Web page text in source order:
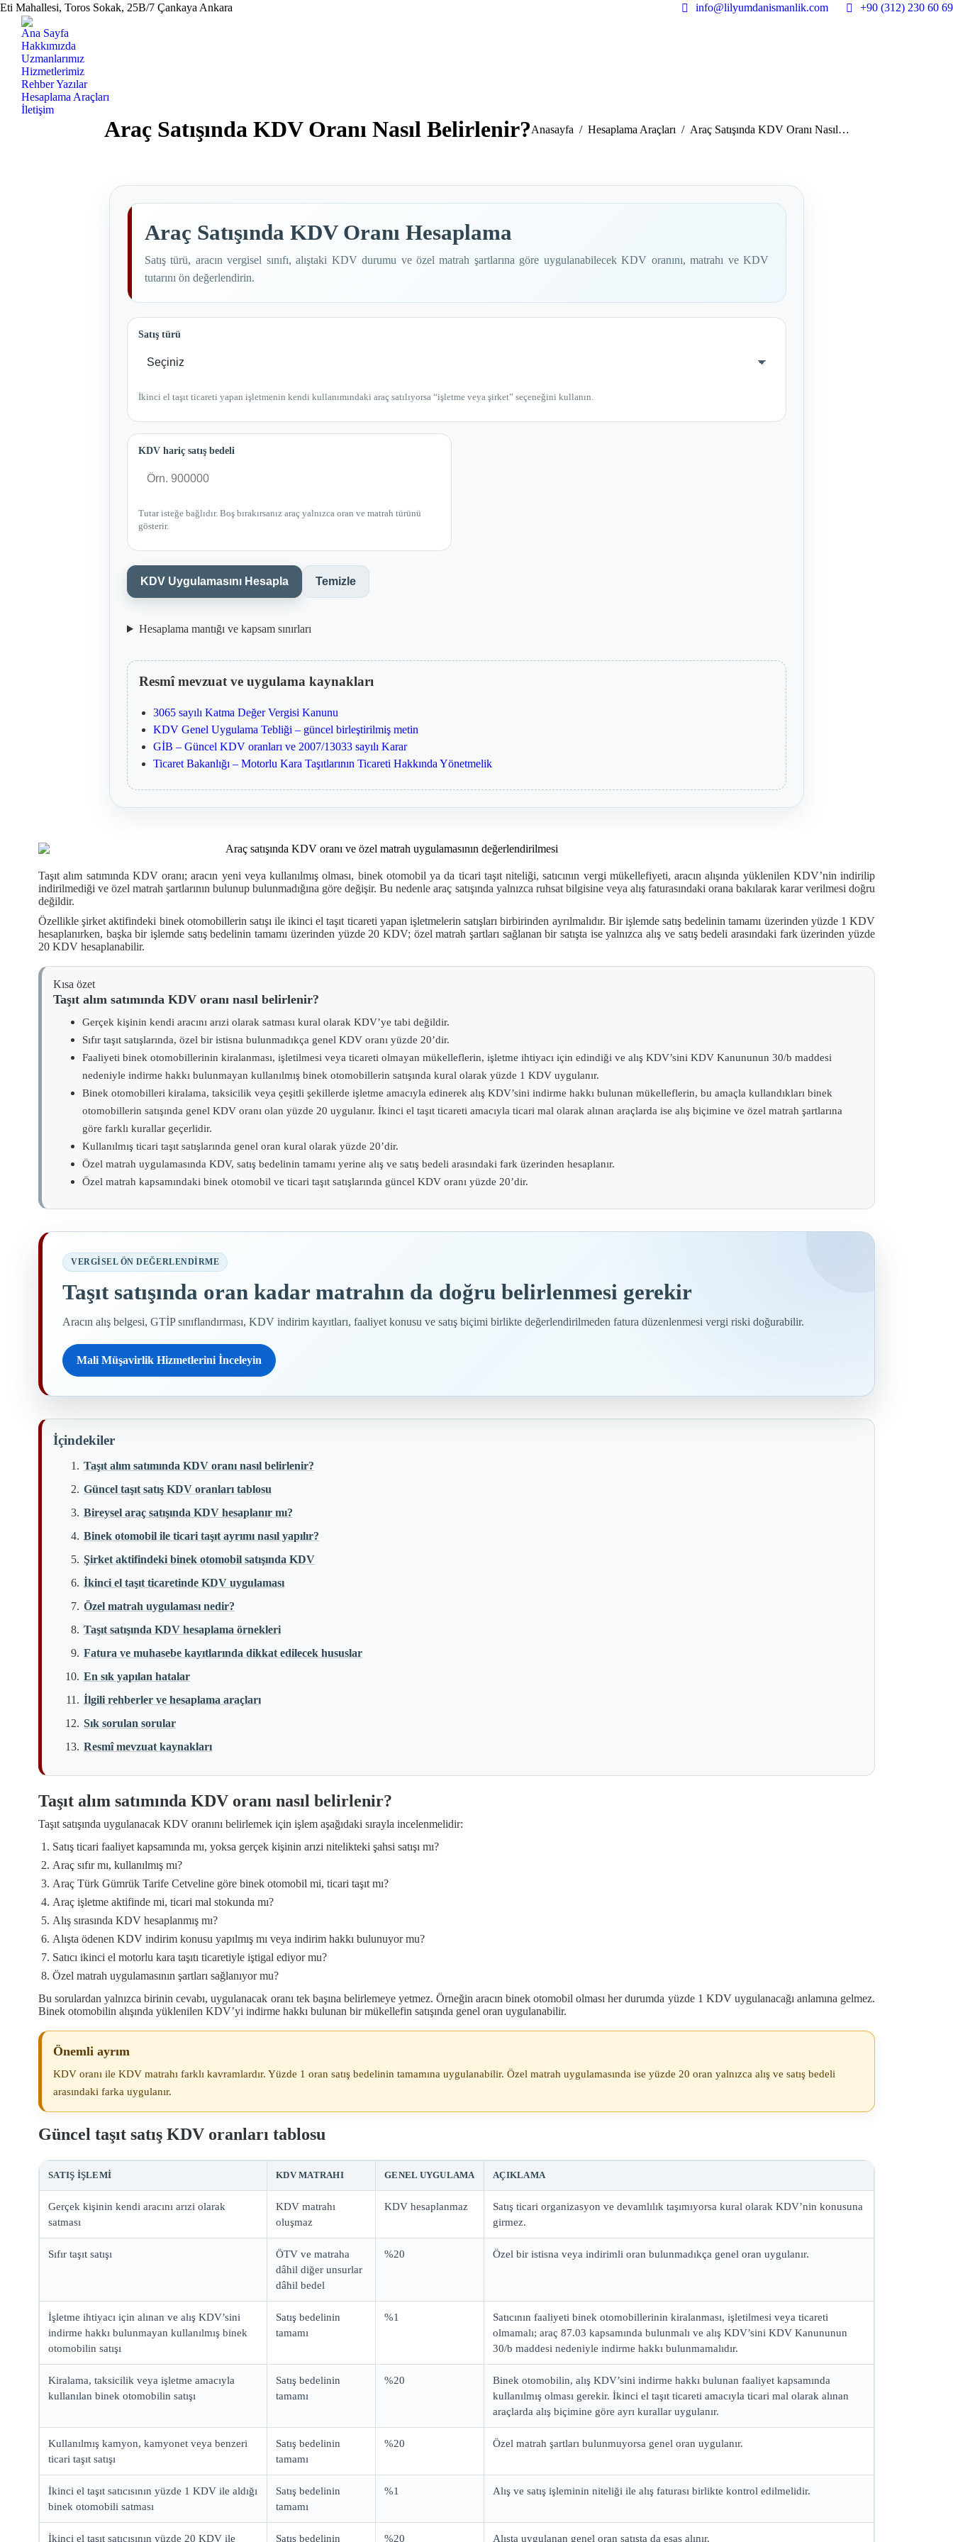
Eti Mahallesi, Toros Sokak, 25B/7 Çankaya Ankara info@lilyumdanismanlik.com +90 (312) 230 60 69
Ana Sayfa
Hakkımızda
Uzmanlarımız
Hizmetlerimiz
Rehber Yazılar
Hesaplama Araçları
İletişim
Araç Satışında KDV Oranı Nasıl Belirlenir?You are here:
Anasayfa Hesaplama Araçları Araç Satışında KDV Oranı Nasıl…
Araç Satışında KDV Oranı Hesaplama
Satış türü, aracın vergisel sınıfı, alıştaki KDV durumu ve özel matrah şartlarına göre uygulanabilecek KDV oranını, matrahı ve KDV
tutarını ön değerlendirin.
Satış türü
İkinci el taşıt ticareti yapan işletmenin kendi kullanımındaki araç satılıyorsa “işletme veya şirket” seçeneğini kullanın.
KDV hariç satış bedeli
Tutar isteğe bağlıdır. Boş bırakırsanız araç yalnızca oran ve matrah türünü
gösterir.
KDV Uygulamasını Hesapla Temizle
Hesaplama mantığı ve kapsam sınırları
Resmî mevzuat ve uygulama kaynakları
3065 sayılı Katma Değer Vergisi Kanunu
KDV Genel Uygulama Tebliği – güncel birleştirilmiş metin
GİB – Güncel KDV oranları ve 2007/13033 sayılı Karar
Ticaret Bakanlığı – Motorlu Kara Taşıtlarının Ticareti Hakkında Yönetmelik
Taşıt alım satımında KDV oranı; aracın yeni veya kullanılmış olması, binek otomobil ya da ticari taşıt niteliği, satıcının vergi mükellefiyeti, aracın alışında yüklenilen KDV’nin indirilip
indirilmediği ve özel matrah şartlarının bulunup bulunmadığına göre değişir. Bu nedenle araç satışında yalnızca ruhsat bilgisine veya alış faturasındaki orana bakılarak karar verilmesi doğru
değildir.
Özellikle şirket aktifindeki binek otomobillerin satışı ile ikinci el taşıt ticareti yapan işletmelerin satışları birbirinden ayrılmalıdır. Bir işlemde satış bedelinin tamamı üzerinden yüzde 1 KDV
hesaplanırken, başka bir işlemde satış bedelinin tamamı üzerinden yüzde 20 KDV; özel matrah şartları sağlanan bir satışta ise yalnızca alış ve satış bedeli arasındaki fark üzerinden yüzde
20 KDV hesaplanabilir.
Kısa özet
Taşıt alım satımında KDV oranı nasıl belirlenir?
Gerçek kişinin kendi aracını arızi olarak satması kural olarak KDV’ye tabi değildir.
Sıfır taşıt satışlarında, özel bir istisna bulunmadıkça genel KDV oranı yüzde 20’dir.
Faaliyeti binek otomobillerinin kiralanması, işletilmesi veya ticareti olmayan mükelleflerin, işletme ihtiyacı için edindiği ve alış KDV’sini KDV Kanununun 30/b maddesi
nedeniyle indirme hakkı bulunmayan kullanılmış binek otomobillerin satışında kural olarak yüzde 1 KDV uygulanır.
Binek otomobilleri kiralama, taksicilik veya çeşitli şekillerde işletme amacıyla edinerek alış KDV’sini indirme hakkı bulunan mükelleflerin, bu amaçla kullandıkları binek
otomobillerin satışında genel KDV oranı olan yüzde 20 uygulanır. İkinci el taşıt ticareti amacıyla ticari mal olarak alınan araçlarda ise alış biçimine ve özel matrah şartlarına
göre farklı kurallar geçerlidir.
Kullanılmış ticari taşıt satışlarında genel oran kural olarak yüzde 20’dir.
Özel matrah uygulamasında KDV, satış bedelinin tamamı yerine alış ve satış bedeli arasındaki fark üzerinden hesaplanır.
Özel matrah kapsamındaki binek otomobil ve ticari taşıt satışlarında güncel KDV oranı yüzde 20’dir.
VERGISEL ÖN DEĞERLENDIRME
Taşıt satışında oran kadar matrahın da doğru belirlenmesi gerekir
Aracın alış belgesi, GTİP sınıflandırması, KDV indirim kayıtları, faaliyet konusu ve satış biçimi birlikte değerlendirilmeden fatura düzenlenmesi vergi riski doğurabilir.
Mali Müşavirlik Hizmetlerini İnceleyin
İçindekiler
Taşıt alım satımında KDV oranı nasıl belirlenir?
Güncel taşıt satış KDV oranları tablosu
Bireysel araç satışında KDV hesaplanır mı?
Binek otomobil ile ticari taşıt ayrımı nasıl yapılır?
Şirket aktifindeki binek otomobil satışında KDV
İkinci el taşıt ticaretinde KDV uygulaması
Özel matrah uygulaması nedir?
Taşıt satışında KDV hesaplama örnekleri
Fatura ve muhasebe kayıtlarında dikkat edilecek hususlar
En sık yapılan hatalar
İlgili rehberler ve hesaplama araçları
Sık sorulan sorular
Resmî mevzuat kaynakları
Taşıt alım satımında KDV oranı nasıl belirlenir?
Taşıt satışında uygulanacak KDV oranını belirlemek için işlem aşağıdaki sırayla incelenmelidir:
Satış ticari faaliyet kapsamında mı, yoksa gerçek kişinin arızi nitelikteki şahsi satışı mı?
Araç sıfır mı, kullanılmış mı?
Araç Türk Gümrük Tarife Cetveline göre binek otomobil mi, ticari taşıt mı?
Araç işletme aktifinde mi, ticari mal stokunda mı?
Alış sırasında KDV hesaplanmış mı?
Alışta ödenen KDV indirim konusu yapılmış mı veya indirim hakkı bulunuyor mu?
Satıcı ikinci el motorlu kara taşıtı ticaretiyle iştigal ediyor mu?
Özel matrah uygulamasının şartları sağlanıyor mu?
Bu sorulardan yalnızca birinin cevabı, uygulanacak oranı tek başına belirlemeye yetmez. Örneğin aracın binek otomobil olması her durumda yüzde 1 KDV uygulanacağı anlamına gelmez.
Binek otomobilin alışında yüklenilen KDV’yi indirme hakkı bulunan bir mükellefin satışında genel oran uygulanabilir.
Önemli ayrım
KDV oranı ile KDV matrahı farklı kavramlardır. Yüzde 1 oran satış bedelinin tamamına uygulanabilir. Özel matrah uygulamasında ise yüzde 20 oran yalnızca alış ve satış bedeli
arasındaki farka uygulanır.
Güncel taşıt satış KDV oranları tablosu
SATIŞ IŞLEMI KDV MATRAHI GENEL UYGULAMA AÇIKLAMA
Gerçek kişinin kendi aracını arızi olarak
satması
KDV matrahı
oluşmaz
KDV hesaplanmaz
Satış ticari organizasyon ve devamlılık taşımıyorsa kural olarak KDV’nin konusuna
girmez.
Sıfır taşıt satışı
ÖTV ve matraha
dâhil diğer unsurlar
dâhil bedel
%20 Özel bir istisna veya indirimli oran bulunmadıkça genel oran uygulanır.
İşletme ihtiyacı için alınan ve alış KDV’sini
indirme hakkı bulunmayan kullanılmış binek
otomobilin satışı
Satış bedelinin
tamamı
%1
Satıcının faaliyeti binek otomobillerinin kiralanması, işletilmesi veya ticareti
olmamalı; araç 87.03 kapsamında bulunmalı ve alış KDV’sini KDV Kanununun
30/b maddesi nedeniyle indirme hakkı bulunmamalıdır.
Kiralama, taksicilik veya işletme amacıyla
kullanılan binek otomobilin satışı
Satış bedelinin
tamamı
%20
Binek otomobilin, alış KDV’sini indirme hakkı bulunan faaliyet kapsamında
kullanılmış olması gerekir. İkinci el taşıt ticareti amacıyla ticari mal olarak alınan
araçlarda alış biçimine göre ayrı kurallar uygulanır.
Kullanılmış kamyon, kamyonet veya benzeri
ticari taşıt satışı
Satış bedelinin
tamamı
%20 Özel matrah şartları bulunmuyorsa genel oran uygulanır.
İkinci el taşıt satıcısının yüzde 1 KDV ile aldığı
binek otomobili satması
Satış bedelinin
tamamı
%1 Alış ve satış işleminin niteliği ile alış faturası birlikte kontrol edilmelidir.
İkinci el taşıt satıcısının yüzde 20 KDV ile Satış bedelinin %20 Alışta uygulanan genel oran satışta da esas alınır.